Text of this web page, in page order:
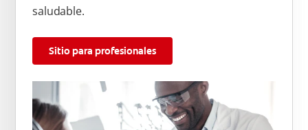
saludable.
Sitio para profesionales